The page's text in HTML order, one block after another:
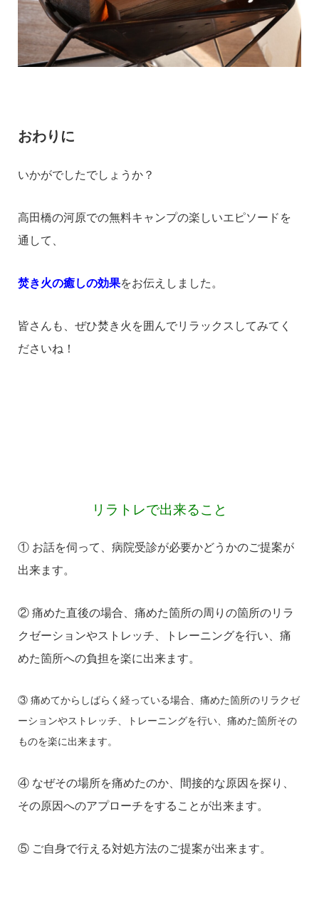
おわりに
いかがでしたでしょうか？
高田橋の河原での無料キャンプの楽しいエピソードを
通して、
焚き火の癒しの効果をお伝えしました。
皆さんも、ぜひ焚き火を囲んでリラックスしてみてく
ださいね！
リラトレで出来ること
① お話を伺って、病院受診が必要かどうかのご提案が
出来ます。
② 痛めた直後の場合、痛めた箇所の周りの箇所のリラ
クゼーションやストレッチ、トレーニングを行い、痛
めた箇所への負担を楽に出来ます。
③ 痛めてからしばらく経っている場合、痛めた箇所のリラクゼ
ーションやストレッチ、トレーニングを行い、痛めた箇所その
ものを楽に出来ます。
④ なぜその場所を痛めたのか、間接的な原因を探り、
その原因へのアプローチをすることが出来ます。
⑤ ご自身で行える対処方法のご提案が出来ます。